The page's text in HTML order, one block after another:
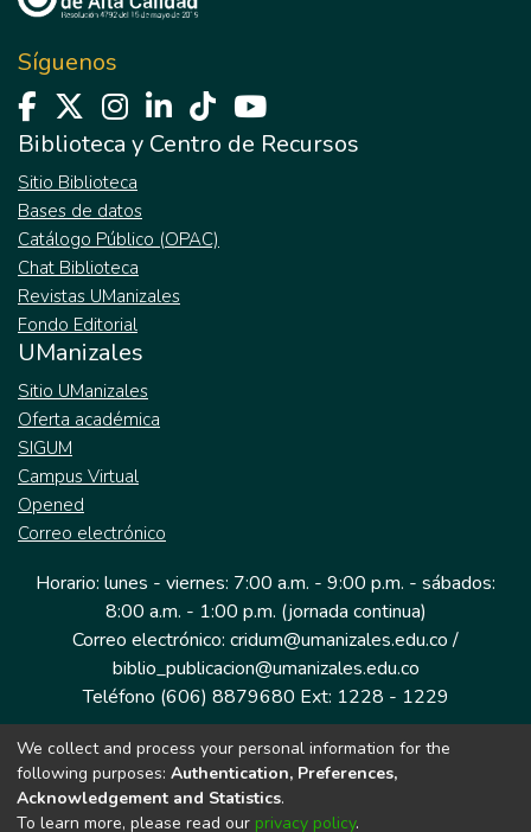
Síguenos
Biblioteca y Centro de Recursos
Sitio Biblioteca
Bases de datos
Catálogo Público (OPAC)
Chat Biblioteca
Revistas UManizales
Fondo Editorial
UManizales
Sitio UManizales
Oferta académica
SIGUM
Campus Virtual
Opened
Correo electrónico
Horario: lunes - viernes: 7:00 a.m. - 9:00 p.m. - sábados:
8:00 a.m. - 1:00 p.m. (jornada continua)
Correo electrónico: cridum@umanizales.edu.co /
biblio_publicacion@umanizales.edu.co
Teléfono (606) 8879680 Ext: 1228 - 1229
Dirección: Cra 9 a # 19-03 Edificio histórico, piso 1
Manizales, Caldas
Colombia.
We collect and process your personal information for the
following purposes: Authentication, Preferences,
Acknowledgement and Statistics.
To learn more, please read our privacy policy.